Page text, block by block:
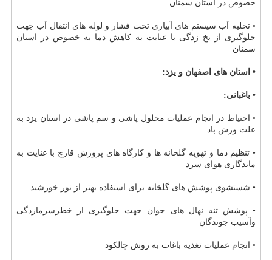
خصوص در استان سمنان
• تخلیه آب سیستم های آبیاری تحت فشار و لوله های انتقال آب جهت
جلوگیری از یخ زدگی با عنایت به كاهش دما به خصوص در استان
سمنان
• استان های اصفهان و یزد:
• باغبانی:
• احتیاط در انجام عملیات محلول پاشی و سم پاشی در استان یزد به
علت وزش باد
• تنظیم دما و تهویه گلخانه ها و كارگاه های پرورش قارچ با عنایت به
ماندگاری هوای سرد
• شستشوی پوشش های گلخانه برای استفاده بهتر از نور خورشید
• پوشش تنه نهال های جوان جهت جلوگیری از خطرسرمازدگی
وآسیب جوندگان
• انجام عملیات تغذیه باغات به روش چالكود